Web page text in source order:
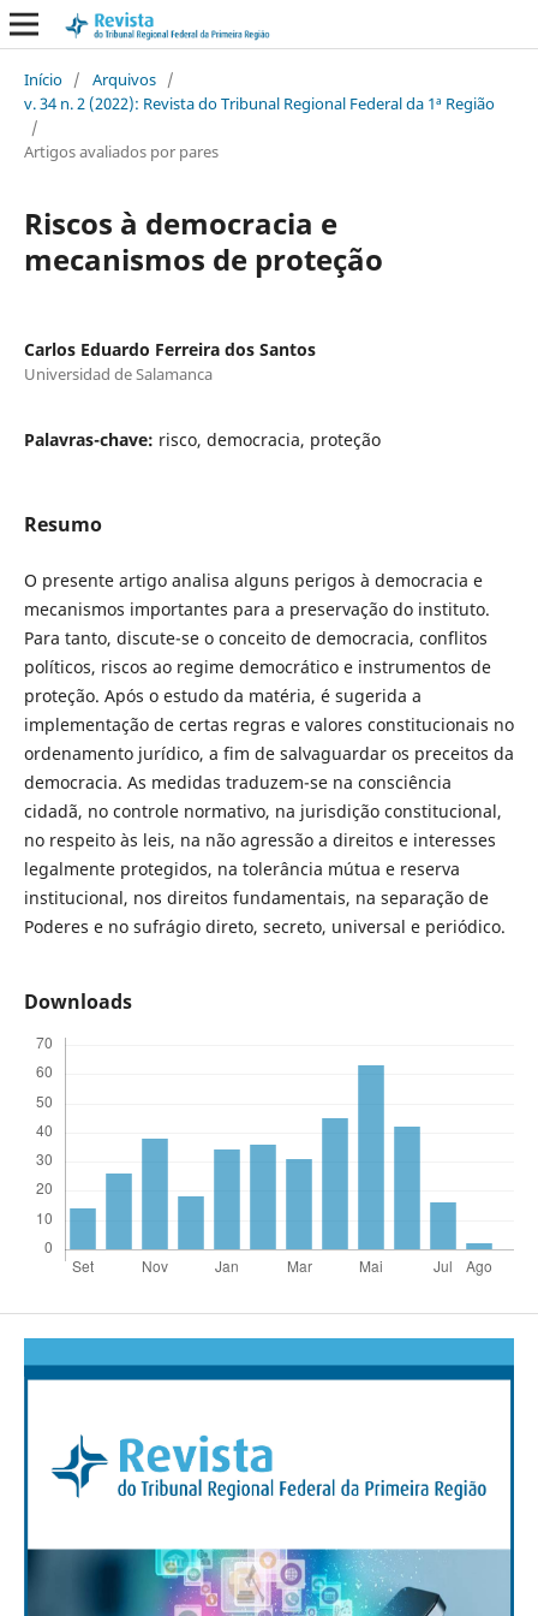
Início / Arquivos /
v. 34 n. 2 (2022): Revista do Tribunal Regional Federal da 1ª Região
/
Artigos avaliados por pares
Riscos à democracia e
mecanismos de proteção
Carlos Eduardo Ferreira dos Santos
Universidad de Salamanca
Palavras-chave: risco, democracia, proteção
Resumo
O presente artigo analisa alguns perigos à democracia e
mecanismos importantes para a preservação do instituto.
Para tanto, discute-se o conceito de democracia, conflitos
políticos, riscos ao regime democrático e instrumentos de
proteção. Após o estudo da matéria, é sugerida a
implementação de certas regras e valores constitucionais no
ordenamento jurídico, a fim de salvaguardar os preceitos da
democracia. As medidas traduzem-se na consciência
cidadã, no controle normativo, na jurisdição constitucional,
no respeito às leis, na não agressão a direitos e interesses
legalmente protegidos, na tolerância mútua e reserva
institucional, nos direitos fundamentais, na separação de
Poderes e no sufrágio direto, secreto, universal e periódico.
Downloads